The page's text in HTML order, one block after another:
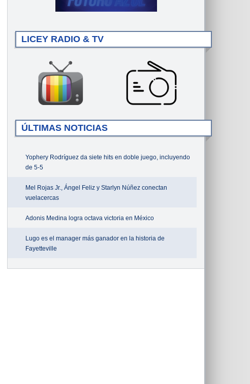
LICEY RADIO & TV
ÚLTIMAS NOTICIAS
Yophery Rodríguez da siete hits en doble juego, incluyendo
de 5-5
Mel Rojas Jr., Ángel Feliz y Starlyn Núñez conectan
vuelacercas
Adonis Medina logra octava victoria en México
Lugo es el manager más ganador en la historia de
Fayetteville